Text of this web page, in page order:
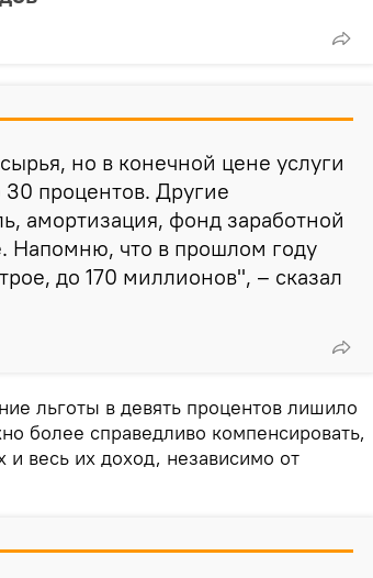
но в конечной цене услуги
30 процентов. Другие
амортизация, фонд заработной
Напомню, что в прошлом году
до 170 миллионов", – сказал
льготы в девять процентов лишило
более справедливо компенсировать,
и весь их доход, независимо от